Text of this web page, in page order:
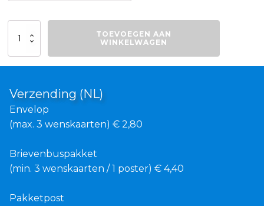
avontuur
TOEVOEGEN AAN
WINKELWAGEN
Verzending (NL)
Envelop
(max. 3 wenskaarten) € 2,80
Brievenbuspakket
(min. 3 wenskaarten / 1 poster) € 4,40
Pakketpost